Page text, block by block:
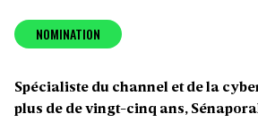
NOMINATION
Spécialiste du channel et de la
plus de de vingt-cinq ans,